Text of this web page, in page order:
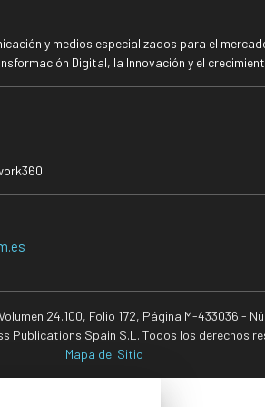
y medios especializados para el
Digital, la Innovación y el
24.100, Folio 172, Página M-433036 -
Publications Spain S.L. Todos los derechos
Mapa del Sitio